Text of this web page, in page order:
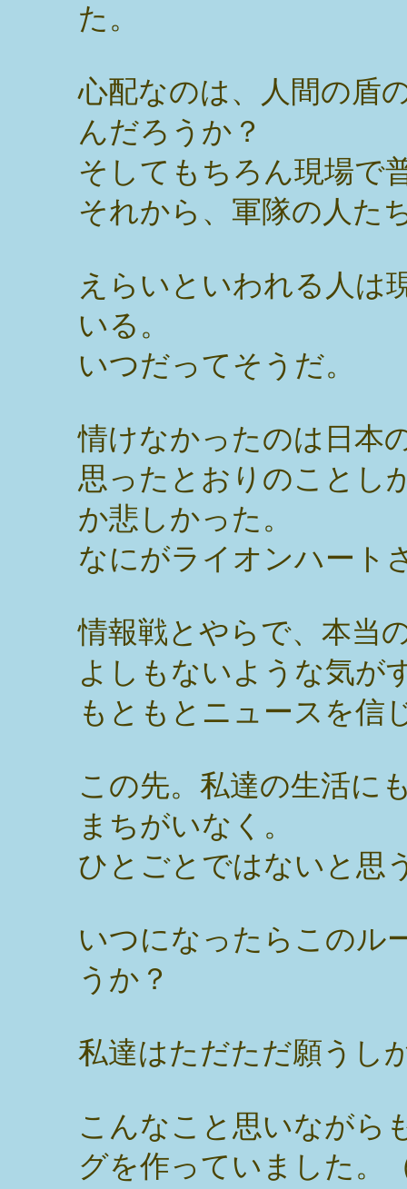
た。
心配なのは、人間の盾
んだろうか？
そしてもちろん現場で
それから、軍隊の人た
えらいといわれる人は
いる。
いつだってそうだ。
情けなかったのは日本
思ったとおりのことし
か悲しかった。
なにがライオンハート
情報戦とやらで、本当
よしもないような気が
もともとニュースを信
この先。私達の生活に
まちがいなく。
ひとごとではないと思
いつになったらこのル
うか？
私達はただただ願うし
こんなこと思いながら
グを作っていました。